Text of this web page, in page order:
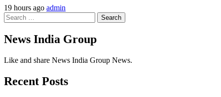
19 hours ago admin
Search
for:
News India Group
Like and share News India Group News.
Recent Posts